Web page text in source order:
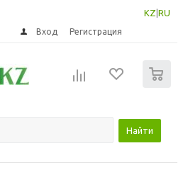
KZ RU
Вход Регистрация
Найти